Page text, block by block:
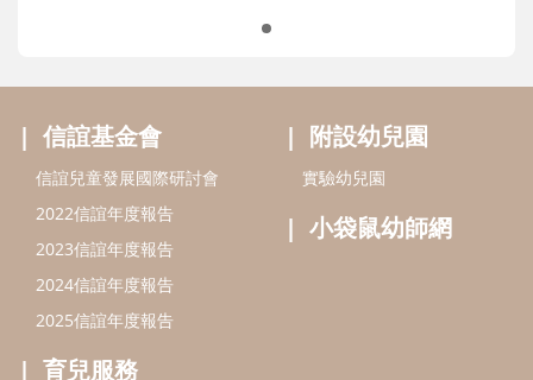
好孕袋
分齡育兒電子報
線上教養諮詢
出版服務
信誼基金出版社
閱讀推廣